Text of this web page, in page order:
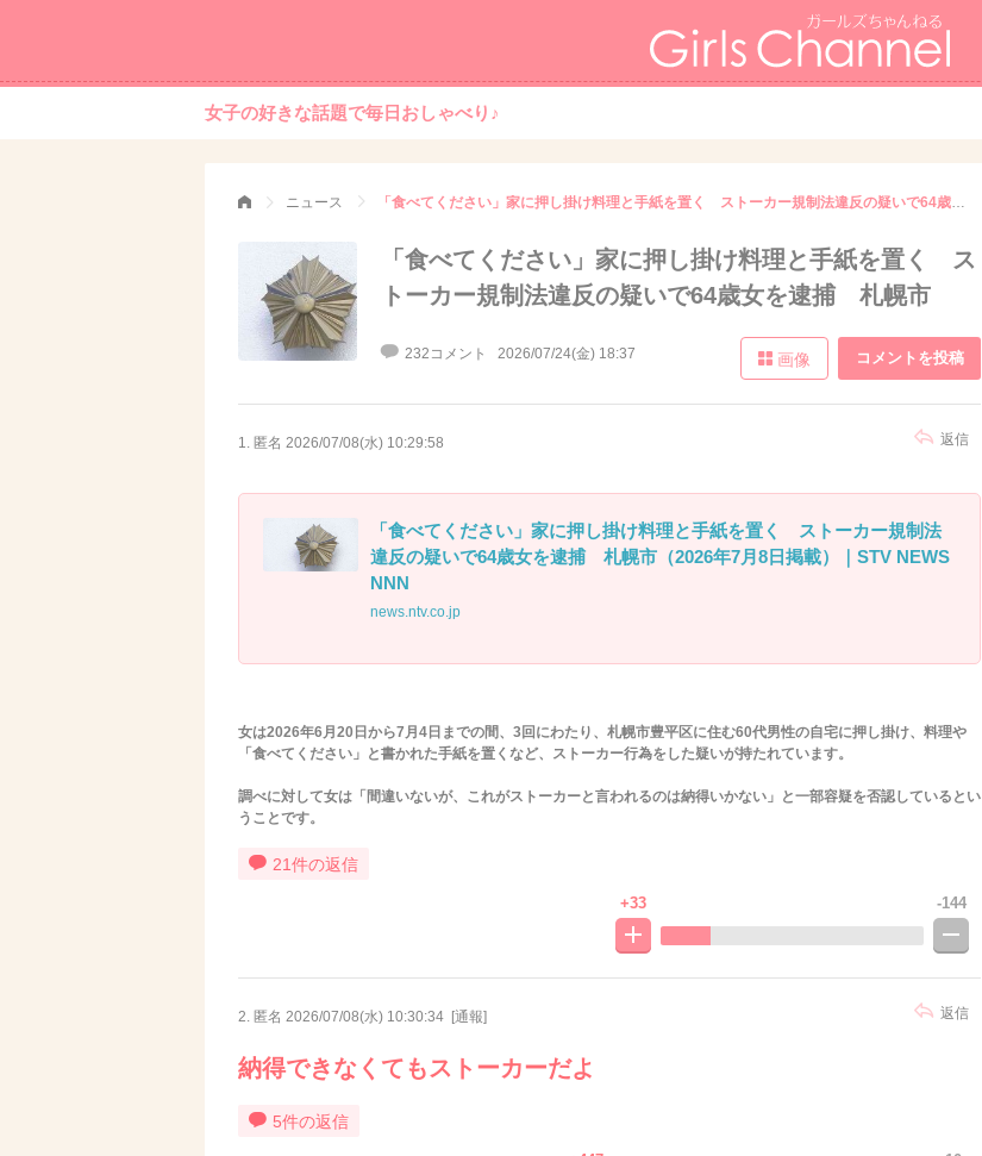
女子の好きな話題で毎日おしゃべり♪
ニュース 「食べてください」家に押し掛け料理と手紙を置く ストーカー規制法違反の疑いで64歳女を逮捕 札幌市
「食べてください」家に押し掛け料理と手紙を置く ス
トーカー規制法違反の疑いで64歳女を逮捕 札幌市
232コメント 2026/07/24(金) 18:37 コメントを投稿
画像
1. 匿名 2026/07/08(水) 10:29:58
「食べてください」家に押し掛け料理と手紙を置く ストーカー規制法
違反の疑いで64歳女を逮捕 札幌市（2026年7月8日掲載）｜STV NEWS
NNN
news.ntv.co.jp
女は2026年6月20日から7月4日までの間、3回にわたり、札幌市豊平区に住む60代男性の自宅に押し掛け、料理や
「食べてください」と書かれた手紙を置くなど、ストーカー行為をした疑いが持たれています。
調べに対して女は「間違いないが、これがストーカーと言われるのは納得いかない」と一部容疑を否認しているとい
うことです。
返信
21件の返信
+33 -144
2. 匿名 2026/07/08(水) 10:30:34 [通報]
納得できなくてもストーカーだよ
返信
5件の返信